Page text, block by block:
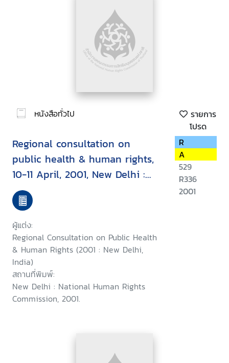
หนังสือทั่วไป
รายการ
โปรด
Regional consultation on
public health & human rights,
10-11 April, 2001, New Delhi :
report & recommendation
ผู้แต่ง:
Regional Consultation on Public Health
& Human Rights (2001 : New Delhi,
India)
สถานที่พิมพ์:
New Delhi : National Human Rights
Commission, 2001.
R
A
529
R336
2001